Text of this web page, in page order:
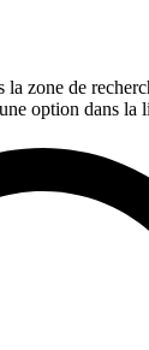
la zone de
option dans la